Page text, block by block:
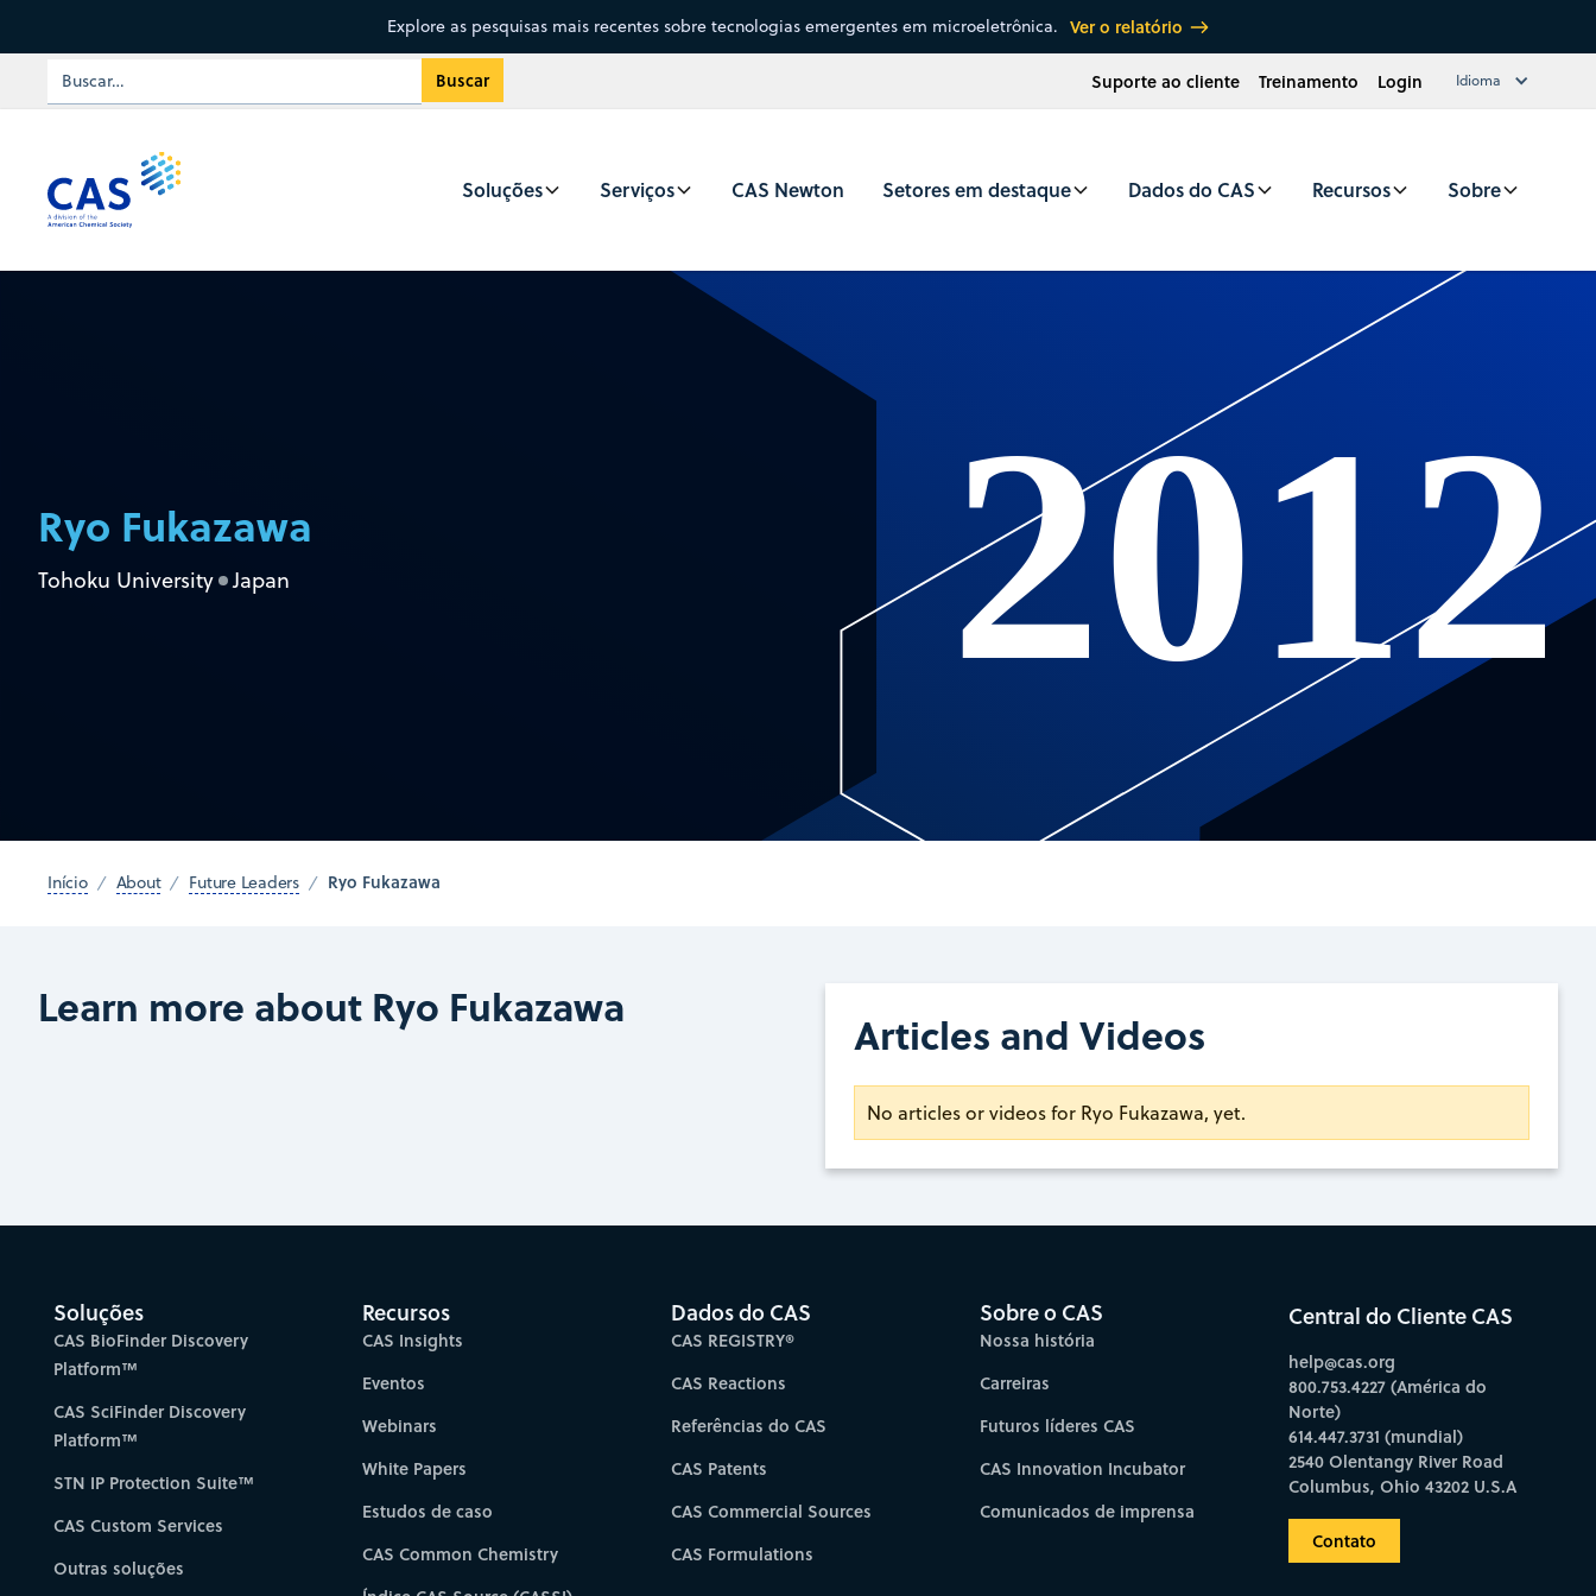
Explore as pesquisas mais recentes sobre tecnologias emergentes em microeletrônica. Ver o relatório
Suporte ao cliente Treinamento Login Idioma
Soluções Serviços CAS Newton Setores em destaque Dados do CAS Recursos Sobre
Ryo Fukazawa
Tohoku University Japan 2012
Início About Future Leaders Ryo Fukazawa
Learn more about Ryo Fukazawa
Articles and Videos
No articles or videos for Ryo Fukazawa, yet.
Soluções
CAS BioFinder Discovery
Platform™
CAS SciFinder Discovery
Platform™
STN IP Protection Suite™
CAS Custom Services
Outras soluções
Recursos
CAS Insights
Eventos
Webinars
White Papers
Estudos de caso
CAS Common Chemistry
Dados do CAS
CAS REGISTRY®
CAS Reactions
Referências do CAS
CAS Patents
CAS Commercial Sources
CAS Formulations
Sobre o CAS
Nossa história
Carreiras
Futuros líderes CAS
CAS Innovation Incubator
Comunicados de imprensa
Central do Cliente CAS
help@cas.org
800.753.4227 (América do
Norte)
614.447.3731 (mundial)
2540 Olentangy River Road
Columbus, Ohio 43202 U.S.A
Contato